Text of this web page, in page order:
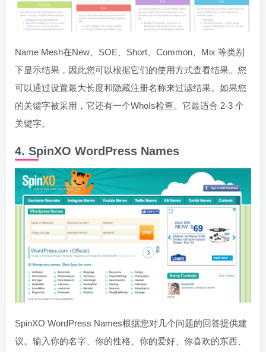
Name Mesh在New、SOE、Short、Common、Mix 等类别
下显示结果，因此您可以根据它们的使用方式查看结果。您
可以通过设置最大长度和隐藏注册名称来过滤结果。如果您
的关键字被采用，它还有一个WhoIs检查。它最适合 2-3 个
关键字。
4. SpinXO WordPress Names
SpinXO WordPress Names根据您对几个问题的回答提供建
议。输入你的名字、你的性格、你的爱好、你喜欢的东西、